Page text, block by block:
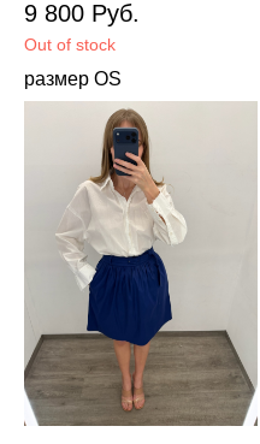
9 800 Руб.
Out of stock
размер OS